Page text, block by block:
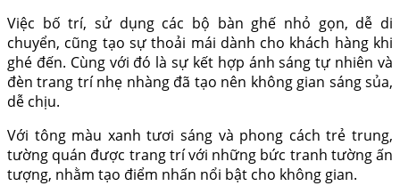
Việc bố trí, sử dụng các bộ bàn ghế nhỏ gọn, dễ di
chuyển, cũng tạo sự thoải mái dành cho khách hàng khi
ghé đến. Cùng với đó là sự kết hợp ánh sáng tự nhiên và
đèn trang trí nhẹ nhàng đã tạo nên không gian sáng sủa,
dễ chịu.
Với tông màu xanh tươi sáng và phong cách trẻ trung,
tường quán được trang trí với những bức tranh tường ấn
tượng, nhằm tạo điểm nhấn nổi bật cho không gian.